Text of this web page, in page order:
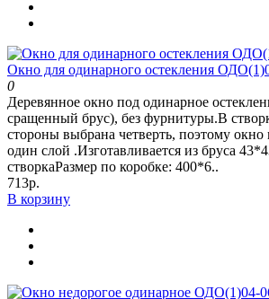
Окно для одинарного остекления
0
Деревянное окно под одинарное
сращенный брус), без фурнитуры.В
стороны выбрана четверть, поэтому окно
один слой .Изготавливается из бруса
створкаРазмер по коробке: 400*6..
713р.
В корзину